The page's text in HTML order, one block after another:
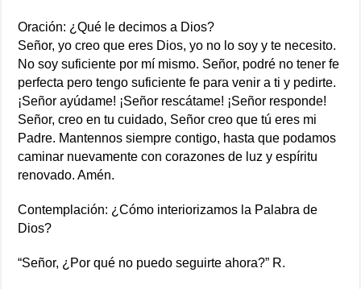
Oración: ¿Qué le decimos a Dios?
Señor, yo creo que eres Dios, yo no lo soy y te necesito.
No soy suficiente por mí mismo. Señor, podré no tener fe
perfecta pero tengo suficiente fe para venir a ti y pedirte.
¡Señor ayúdame! ¡Señor rescátame! ¡Señor responde!
Señor, creo en tu cuidado, Señor creo que tú eres mi
Padre. Mantennos siempre contigo, hasta que podamos
caminar nuevamente con corazones de luz y espíritu
renovado. Amén.
Contemplación: ¿Cómo interiorizamos la Palabra de
Dios?
“Señor, ¿Por qué no puedo seguirte ahora?” R.